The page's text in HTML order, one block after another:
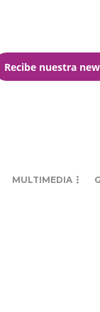
Recibe nuestra
MULTIMEDIA